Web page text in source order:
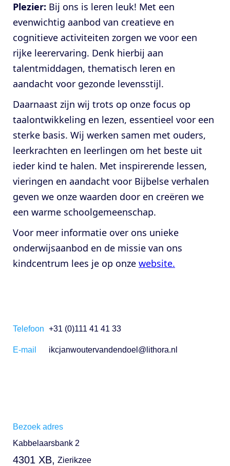
Plezier: Bij ons is leren leuk! Met een
evenwichtig aanbod van creatieve en
cognitieve activiteiten zorgen we voor een
rijke leerervaring. Denk hierbij aan
talentmiddagen, thematisch leren en
aandacht voor gezonde levensstijl.
Daarnaast zijn wij trots op onze focus op
taalontwikkeling en lezen, essentieel voor een
sterke basis. Wij werken samen met ouders,
leerkrachten en leerlingen om het beste uit
ieder kind te halen. Met inspirerende lessen,
vieringen en aandacht voor Bijbelse verhalen
geven we onze waarden door en creëren we
een warme schoolgemeenschap.
Voor meer informatie over ons unieke
onderwijsaanbod en de missie van ons
kindcentrum lees je op onze website.
Telefoon +31 (0)111 41 41 33
E-mail ikcjanwoutervandendoel@lithora.nl
Bezoek adres
Kabbelaarsbank 2
4301 XB, Zierikzee